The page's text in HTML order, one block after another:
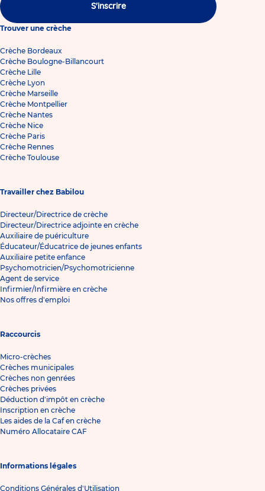
S'inscrire
Trouver une crèche
Crèche Bordeaux
Crèche Boulogne-Billancourt
Crèche Lille
Crèche Lyon
Crèche Marseille
Crèche Montpellier
Crèche Nantes
Crèche Nice
Crèche Paris
Crèche Rennes
Crèche Toulouse
Travailler chez Babilou
Directeur/Directrice de crèche
Directeur/Directrice adjointe en crèche
Auxiliaire de puériculture
Éducateur/Éducatrice de jeunes enfants
Auxiliaire petite enfance
Psychomotricien/Psychomotricienne
Agent de service
Infirmier/Infirmière en crèche
Nos offres d'emploi
Raccourcis
Micro-crèches
Crèches municipales
Crèches non genrées
Crèches privées
Déduction d'impôt en crèche
Inscription en crèche
Les aides de la Caf en crèche
Numéro Allocataire CAF
Informations légales
Conditions Générales d'Utilisation